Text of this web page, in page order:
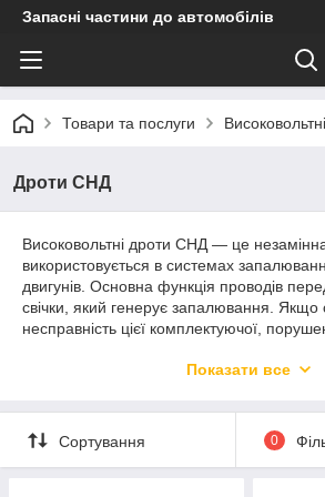
Запасні частини до автомобілів
Товари та послуги
Дроти СНД
Високовольтні дроти СНД — це
використовується в системах
двигунів. Основна функція проводів
свічки, який генерує запалювання. Якщо
несправність цієї комплектуючої,
роботи запалювання двигуна. Тому
європейськими стандартами якості. Саме
автомобілів ВАЗ виробника Tesla надає
AUTOFIRST.
Показати все
Сортування 0